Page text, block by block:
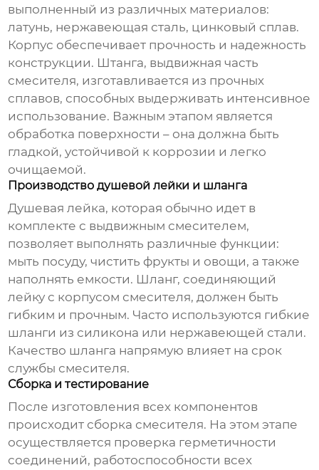
выполненный из различных материалов:
латунь, нержавеющая сталь, цинковый сплав.
Корпус обеспечивает прочность и надежность
конструкции. Штанга, выдвижная часть
смесителя, изготавливается из прочных
сплавов, способных выдерживать интенсивное
использование. Важным этапом является
обработка поверхности – она должна быть
гладкой, устойчивой к коррозии и легко
очищаемой.
Производство душевой лейки и шланга
Душевая лейка, которая обычно идет в
комплекте с выдвижным смесителем,
позволяет выполнять различные функции:
мыть посуду, чистить фрукты и овощи, а также
наполнять емкости. Шланг, соединяющий
лейку с корпусом смесителя, должен быть
гибким и прочным. Часто используются гибкие
шланги из силикона или нержавеющей стали.
Качество шланга напрямую влияет на срок
службы смесителя.
Сборка и тестирование
После изготовления всех компонентов
происходит сборка смесителя. На этом этапе
осуществляется проверка герметичности
соединений, работоспособности всех